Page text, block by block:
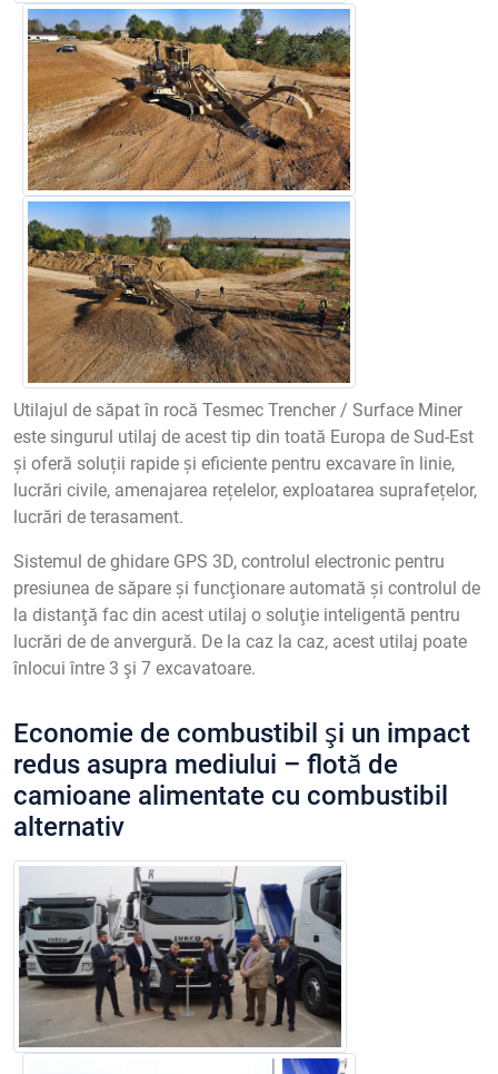
Utilajul de săpat în rocă Tesmec Trencher / Surface Miner
este singurul utilaj de acest tip din toată Europa de Sud-Est
și oferă soluții rapide și eficiente pentru excavare în linie,
lucrări civile, amenajarea rețelelor, exploatarea suprafețelor,
lucrări de terasament.
Sistemul de ghidare GPS 3D, controlul electronic pentru
presiunea de săpare și funcţionare automată și controlul de
la distanţă fac din acest utilaj o soluţie inteligentă pentru
lucrări de de anvergură. De la caz la caz, acest utilaj poate
înlocui între 3 şi 7 excavatoare.
Economie de combustibil şi un impact
redus asupra mediului – flotă de
camioane alimentate cu combustibil
alternativ